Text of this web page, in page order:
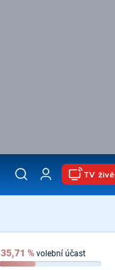
TV živě
35,71 % volební účast